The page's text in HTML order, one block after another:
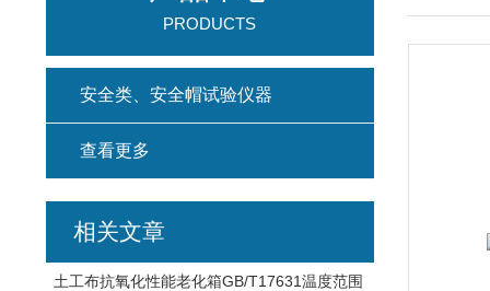
PRODUCTS
安全类、安全帽试验仪器
查看更多
相关文章
土工布抗氧化性能老化箱GB/T17631温度范围